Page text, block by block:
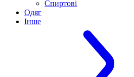
Спиртові
Одяг
Інше